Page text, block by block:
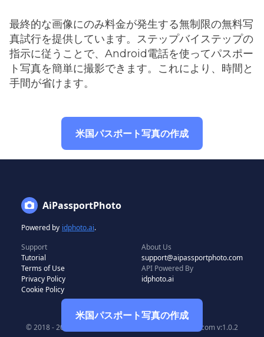
最終的な画像にのみ料金が発生する無制限の無料写
真試行を提供しています。ステップバイステップの
指示に従うことで、Android電話を使ってパスポー
ト写真を簡単に撮影できます。これにより、時間と
手間が省けます。
米国パスポート写真の作成
米国パスポート写真の作成
AiPassportPhoto
Powered by idphoto.ai.
Support
Tutorial
Terms of Use
Privacy Policy
Cookie Policy
About Us
support@aipassportphoto.com
API Powered By
idphoto.ai
© 2018 - 2024 All rights reserved by aipassportphoto.com v:1.0.2